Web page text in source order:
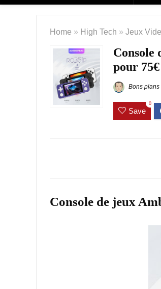
Home » High Tech » Jeux
Console
pour
Bons plans
Save
0
Console de jeux